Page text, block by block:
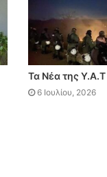
Τα Νέα της Υ.Α.Τ
6 Ιουλίου, 2026